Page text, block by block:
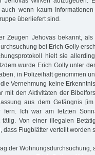
wenn kaum
überliefert sind.
Zeugen Jehovas bekannt,
bei Erich Golly
hielt sie
wurde Erich Golly unter
in Polizeihaft genommen
Vernehmung keine
mit den Aktivitäten der
aus dem Gefängnis
fern. Ich war am letzten
Von einer illegalen
dass Flugblätter verteilt worden
der Wohnungsdurchsuchung,